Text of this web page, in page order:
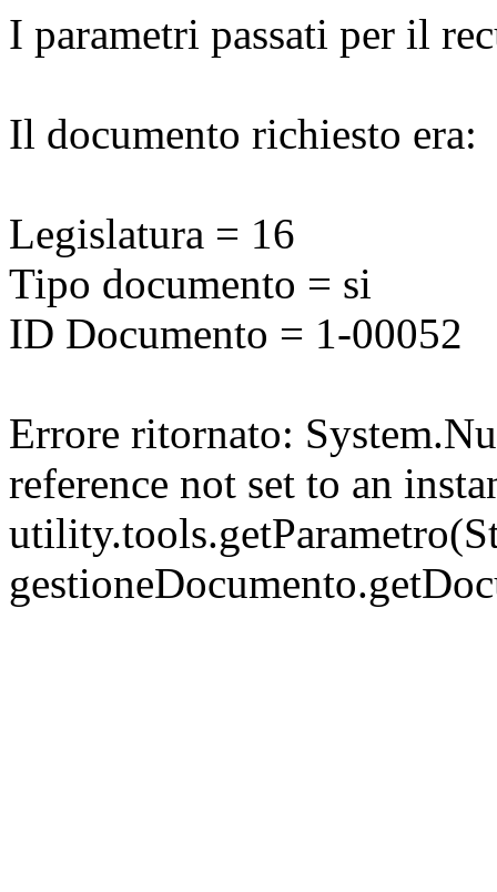
I parametri passati per il
Il documento richiesto era:
Legislatura = 16
Tipo documento = si
ID Documento = 1-00052
Errore ritornato:
reference not set to an